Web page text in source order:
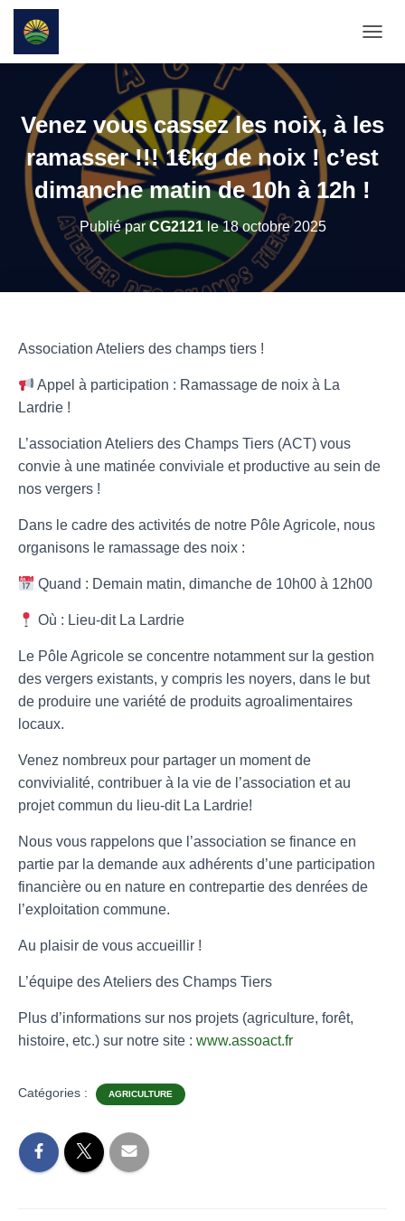
É
E
R
L
Venez vous cassez les noix, à les
ramasser !!! 1€kg de noix ! c’est
dimanche matin de 10h à 12h !
Publié par CG2121le18 octobre 2025
Association Ateliers des champs tiers !
Appel à participation : Ramassage de noix à La
Lardrie !
L’association Ateliers des Champs Tiers (ACT) vous
convie à une matinée conviviale et productive au sein de
nos vergers !
Dans le cadre des activités de notre Pôle Agricole, nous
organisons le ramassage des noix :
Quand : Demain matin, dimanche de 10h00 à 12h00
Où : Lieu-dit La Lardrie
Le Pôle Agricole se concentre notamment sur la gestion
des vergers existants, y compris les noyers, dans le but
de produire une variété de produits agroalimentaires
locaux.
Venez nombreux pour partager un moment de
convivialité, contribuer à la vie de l’association et au
projet commun du lieu-dit La Lardrie!
Nous vous rappelons que l’association se finance en
partie par la demande aux adhérents d’une participation
financière ou en nature en contrepartie des denrées de
l’exploitation commune.
Au plaisir de vous accueillir !
L’équipe des Ateliers des Champs Tiers
Plus d’informations sur nos projets (agriculture, forêt,
histoire, etc.) sur notre site : www.assoact.fr
Catégories : AGRICULTURE